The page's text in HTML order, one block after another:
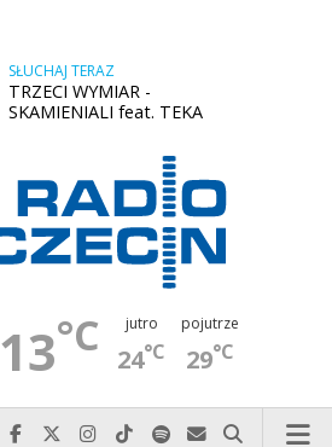
SŁUCHAJ TERAZ
TRZECI WYMIAR -
SKAMIENIALI feat. TEKA
13°C jutro
24°C
pojutrze
29°C
Najlepiej po prostu do nas zadzwoń
Odwiedź nas na Facebook-u
Odwiedź nas na X
Odwiedź nas na Instagram-ie
Odwiedź nas na TikTok-u
Szukaj nas na Spotify
Wyślij do nas
Szukaj